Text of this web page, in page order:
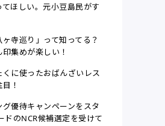
ほしい。元小豆島民がす
寺巡り」って知ってる？
集めが楽しい！
に使ったおばんざいレス
！
優待キャンペーンをスタ
ドのNCR候補選定を受けて